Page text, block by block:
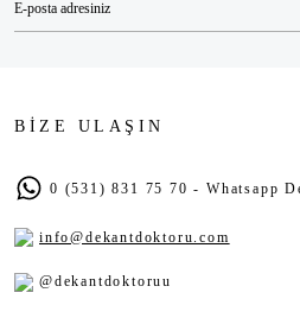
BİZE ULAŞIN
0 (531) 831 75 70 - Whatsapp
info@dekantdoktoru.com
@dekantdoktoruu